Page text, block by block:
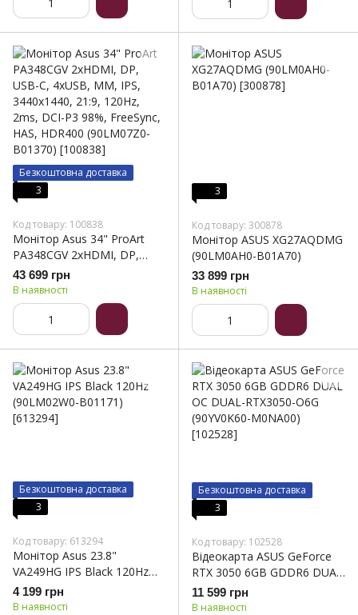
Безкоштовна доставка
3
Код товару: 100838
Монітор Asus 34" ProArt
PA348CGV 2xHDMI, DP,
USB-C, 4xUSB, MM, IPS,
3440x1440, 21:9, 120Hz,
2ms, DCI-P3 98%, FreeSync,
HAS, HDR400 (90LM07Z0-
B01370)
43 699 грн
В наявності
3
Код товару: 300878
Монітор ASUS XG27AQDMG
(90LM0AH0-B01A70)
33 899 грн
В наявності
Безкоштовна доставка
3
Код товару: 613294
Монітор Asus 23.8"
VA249HG IPS Black 120Hz
(90LM02W0-B01171)
4 199 грн
В наявності
Безкоштовна доставка
3
Код товару: 102528
Відеокарта ASUS GeForce
RTX 3050 6GB GDDR6 DUAL
OC DUAL-RTX3050-O6G
(90YV0K60-M0NA00)
11 599 грн
В наявності